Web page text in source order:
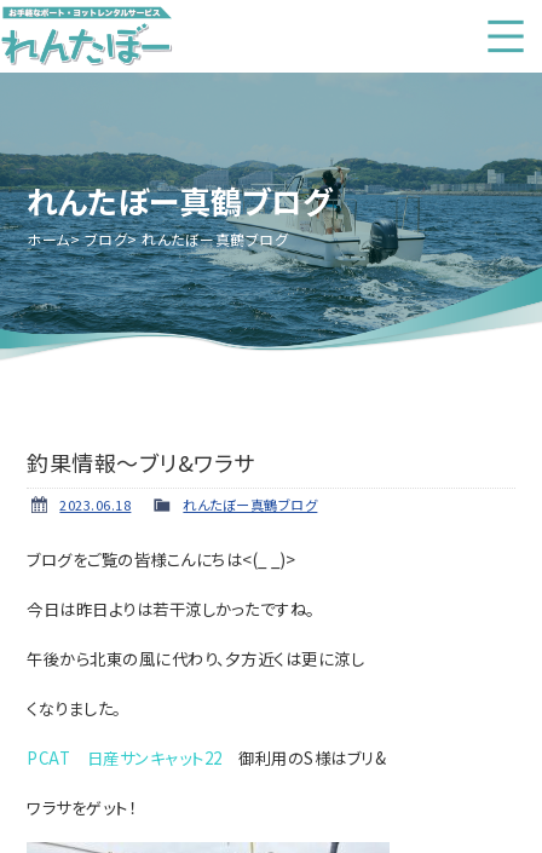
れんたぼー真鶴ブログ
ホーム ブログ れんたぼー真鶴ブログ
釣果情報～ブリ&ワラサ
2023.06.18 れんたぼー真鶴ブログ
ブログをご覧の皆様こんにちは<(_ _)>
今日は昨日よりは若干涼しかったですね。
午後から北東の風に代わり、夕方近くは更に涼し
く なりました。
PCAT 日産サンキャット22 御利用のS様はブリ&
ワラサをゲット！